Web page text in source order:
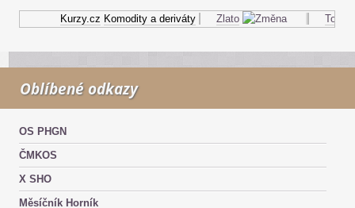
Kurzy.cz Komodity a deriváty Zlato Topný
Oblíbené odkazy
OS PHGN
ČMKOS
X SHO
Měsíčník Horník